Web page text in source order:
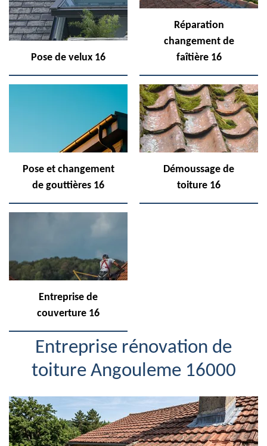
Pose de velux 16
Réparation
changement de
faîtière 16
Pose et changement
de gouttières 16
Démoussage de
toiture 16
Entreprise de
couverture 16
Entreprise rénovation de
toiture Angouleme 16000